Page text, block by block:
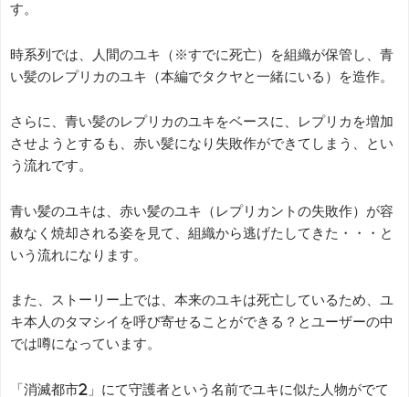
す。
時系列では、人間のユキ（※すでに死亡）を組織が保管し、青
い髪のレプリカのユキ（本編でタクヤと一緒にいる）を造作。
さらに、青い髪のレプリカのユキをベースに、レプリカを増加
させようとするも、赤い髪になり失敗作ができてしまう、とい
う流れです。
青い髪のユキは、赤い髪のユキ（レプリカントの失敗作）が容
赦なく焼却される姿を見て、組織から逃げたしてきた・・・と
いう流れになります。
また、ストーリー上では、本来のユキは死亡しているため、ユ
キ本人のタマシイを呼び寄せることができる？とユーザーの中
では噂になっています。
「消滅都市2」にて守護者という名前でユキに似た人物がでて